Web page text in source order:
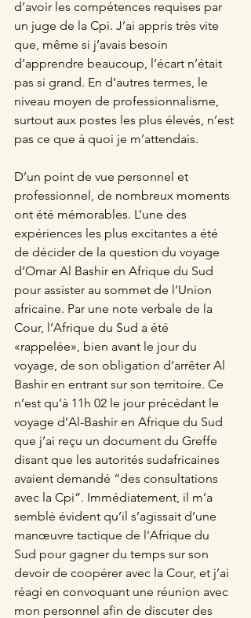
d’avoir les compétences requises par
un juge de la Cpi. J’ai appris très vite
que, même si j’avais besoin
d’apprendre beaucoup, l’écart n’était
pas si grand. En d’autres termes, le
niveau moyen de professionnalisme,
surtout aux postes les plus élevés, n’est
pas ce que à quoi je m’attendais.
D’un point de vue personnel et
professionnel, de nombreux moments
ont été mémorables. L’une des
expériences les plus excitantes a été
de décider de la question du voyage
d’Omar Al Bashir en Afrique du Sud
pour assister au sommet de l’Union
africaine. Par une note verbale de la
Cour, l’Afrique du Sud a été
«rappelée», bien avant le jour du
voyage, de son obligation d’arrêter Al
Bashir en entrant sur son territoire. Ce
n’est qu’à 11h 02 le jour précédant le
voyage d’Al-Bashir en Afrique du Sud
que j’ai reçu un document du Greffe
disant que les autorités sudafricaines
avaient demandé “des consultations
avec la Cpi”. Immédiatement, il m’a
semblé évident qu’il s’agissait d’une
manœuvre tactique de l’Afrique du
Sud pour gagner du temps sur son
devoir de coopérer avec la Cour, et j’ai
réagi en convoquant une réunion avec
mon personnel afin de discuter des